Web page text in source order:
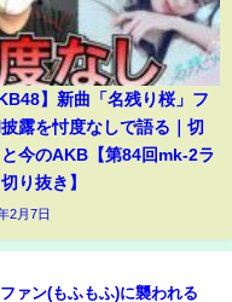
】新曲「名残り桜」フ
披露を忖度なしで語る｜切
今のAKB【第84回mk-2ラ
り抜き】
2月7日
ァン(もふもふ)に襲われる